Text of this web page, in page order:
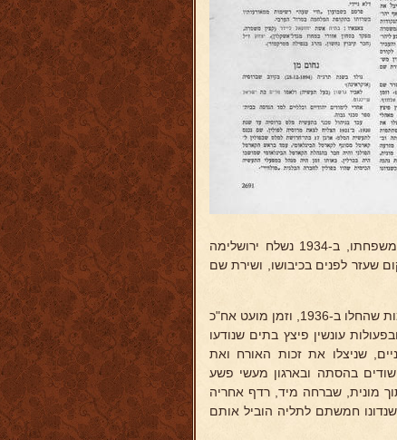
ליהודים. ב-1933 הועבר בתור סמל למשטרת נצרת והעביר שמה גם את משפחתו, ב-1934 נשלח ירושלימה
שעזר לפנים בכיבושו, ושירת שם
כשהועבר ב-1938 למשטרת טבריה עוד שרר שם הטרור הערבי משנות המהומות שהחלו ב-1936, וזמן מועט אח"כ
עונשין פיצץ בתים שנודעו
שניצלו את זכות האורח ואת
בהסתה ובארגון מעשי פשע
מונית, שברחה מיד, רדף אחריה
חמשתם לתליה הוביל אותם